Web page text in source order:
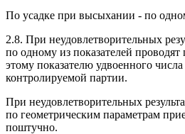
По усадке при высыхании - по
2.8. При неудовлетворительных
по одному из показателей
этому показателю удвоенного числа
контролируемой партии.
При неудовлетворительных
по геометрическим параметрам
поштучно.